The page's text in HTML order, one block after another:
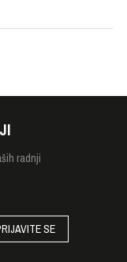
radnji
SE